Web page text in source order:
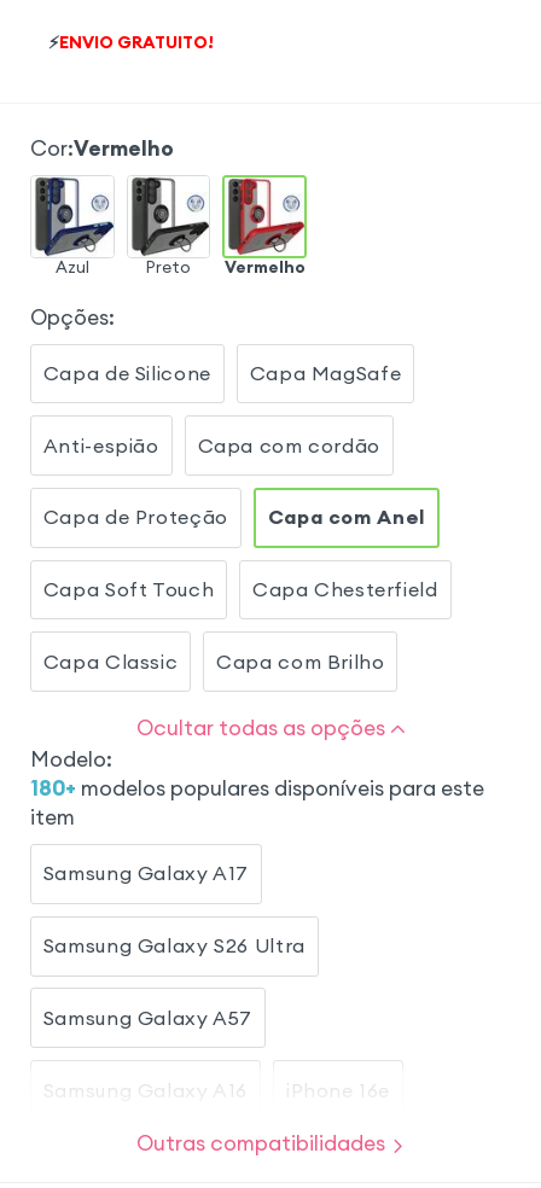
⚡ENVIO GRATUITO!
Cor:Vermelho
Azul Preto Vermelho
Opções:
Capa de Silicone Capa MagSafe
Anti-espião Capa com cordão
Capa de Proteção Capa com Anel
Capa Soft Touch Capa Chesterfield
Capa Classic Capa com Brilho
Ocultar todas as opções
Modelo:
180+ modelos populares disponíveis para este
item
Samsung Galaxy A17
Samsung Galaxy S26 Ultra
Samsung Galaxy A57
Samsung Galaxy A16 iPhone 16e
Outras compatibilidades